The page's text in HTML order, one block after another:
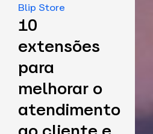
Blip Store
10
extensões
para
melhorar o
atendimento